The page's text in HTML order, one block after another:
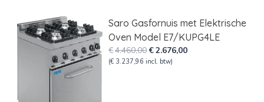
Saro Gasfornuis met Elektrische
Oven Model E7/KUPG4LE
€4.460,00Oorspronkelijke
prijs
€2.676,00Huidige
(€ 3.237,96 incl. btw)